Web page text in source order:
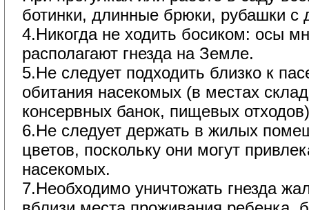
ботинки, длинные брюки, рубашки
4.Никогда не ходить босиком: осы
располагают гнезда на Земле.
5.Не следует подходить близко к
обитания насекомых (в местах
консервных банок, пищевых
6.Не следует держать в жилых
цветов, поскольку они могут
насекомых.
7.Необходимо уничтожать гнезда